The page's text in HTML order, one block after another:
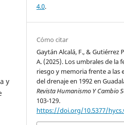
y
4.0.
Cómo citar
Gaytán Alcalá, F., & Gutiérrez
A. (2025). Los umbrales de la
riesgo y memoria frente a las
del drenaje en 1992 en
Revista Humanismo Y Cambio
103-129.
https://doi.org/10.5377/